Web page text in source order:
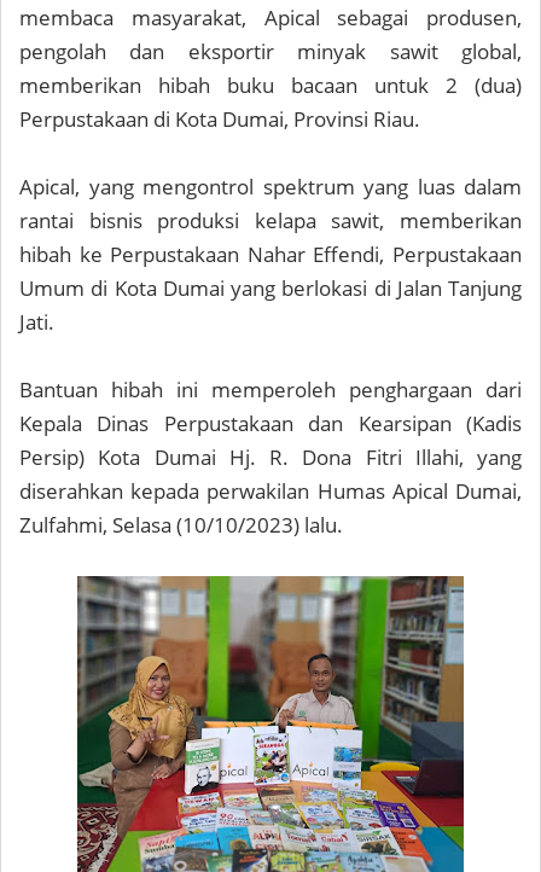
membaca masyarakat, Apical sebagai produsen,
pengolah dan eksportir minyak sawit global,
memberikan hibah buku bacaan untuk 2 (dua)
Perpustakaan di Kota Dumai, Provinsi Riau.
Apical, yang mengontrol spektrum yang luas dalam
rantai bisnis produksi kelapa sawit, memberikan
hibah ke Perpustakaan Nahar Effendi, Perpustakaan
Umum di Kota Dumai yang berlokasi di Jalan Tanjung
Jati.
Bantuan hibah ini memperoleh penghargaan dari
Kepala Dinas Perpustakaan dan Kearsipan (Kadis
Persip) Kota Dumai Hj. R. Dona Fitri Illahi, yang
diserahkan kepada perwakilan Humas Apical Dumai,
Zulfahmi, Selasa (10/10/2023) lalu.